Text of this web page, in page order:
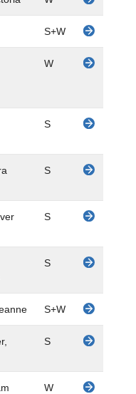
S+W
W
S
S
S
S
S+W
S
W